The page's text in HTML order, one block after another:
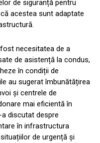
de siguranță pentru
acestea sunt adaptate
necesitatea de a
de asistență la condus,
în condiții de
au sugerat îmbunătățirea
și centrele de
mai eficientă în
discutat despre
în infrastructura
de urgență și